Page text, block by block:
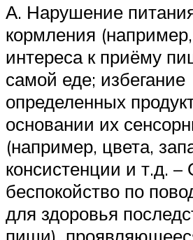
А. Нарушение
кормления
интереса к приёму
самой еде; избегание
определенных
основании их
(например, цвета,
консистенции и т.д. –
беспокойство по
для здоровья